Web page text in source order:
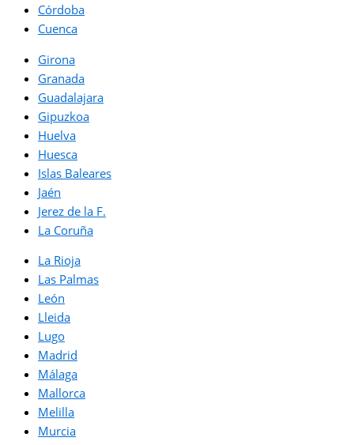
Córdoba
Cuenca
Girona
Granada
Guadalajara
Gipuzkoa
Huelva
Huesca
Islas Baleares
Jaén
Jerez de la F.
La Coruña
La Rioja
Las Palmas
León
Lleida
Lugo
Madrid
Málaga
Mallorca
Melilla
Murcia